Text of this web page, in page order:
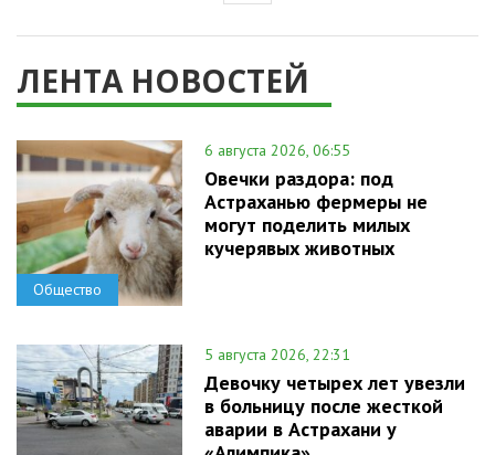
ЛЕНТА НОВОСТЕЙ
Общество
6 августа 2026, 06:55
Овечки раздора: под
Астраханью фермеры не
могут поделить милых
кучерявых животных
5 августа 2026, 22:31
Девочку четырех лет увезли
в больницу после жесткой
аварии в Астрахани у